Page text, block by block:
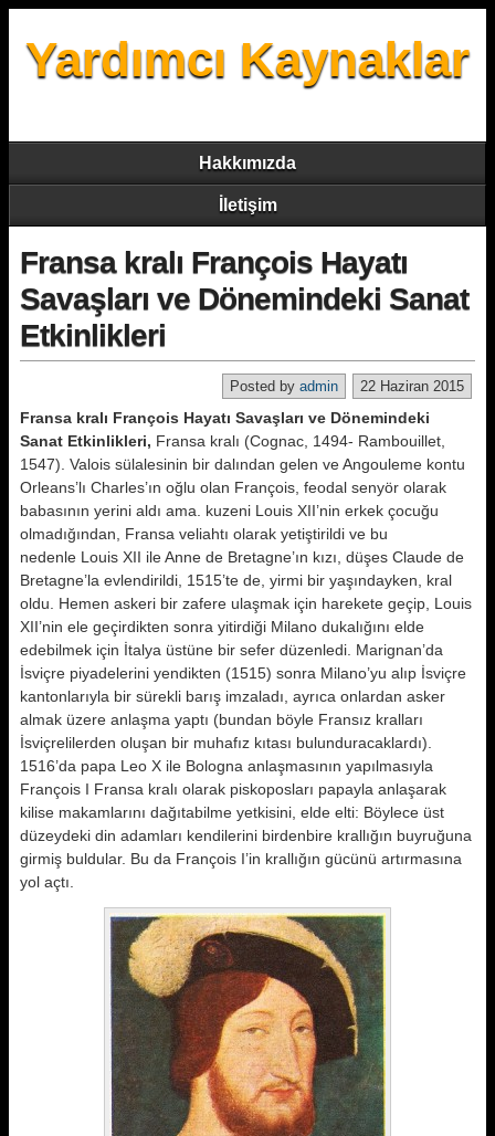
Yardımcı Kaynaklar
Hakkımızda
İletişim
Fransa kralı François Hayatı
Savaşları ve Dönemindeki Sanat
Etkinlikleri
22 Haziran 2015
Posted by admin
Fransa kralı François Hayatı Savaşları ve Dönemindeki
Sanat Etkinlikleri, Fransa kralı (Cognac, 1494- Rambouillet,
1547). Valois sülalesinin bir dalından gelen ve Angouleme kontu
Orleans’lı Charles’ın oğlu olan François, feodal senyör olarak
babasının yerini aldı ama. kuzeni Louis XII’nin erkek çocuğu
olmadığından, Fransa veliahtı olarak yetiştirildi ve bu
nedenle Louis XII ile Anne de Bretagne’ın kızı, düşes Claude de
Bretagne’la evlendirildi, 1515’te de, yirmi bir yaşındayken, kral
oldu. Hemen askeri bir zafere ulaşmak için harekete geçip, Louis
XII’nin ele geçirdikten sonra yitirdiği Milano dukalığını elde
edebilmek için İtalya üstüne bir sefer düzenledi. Marignan’da
İsviçre piyadelerini yendikten (1515) sonra Milano’yu alıp İsviçre
kantonlarıyla bir sürekli barış imzaladı, ayrıca onlardan asker
almak üzere anlaşma yaptı (bundan böyle Fransız kralları
İsviçrelilerden oluşan bir muhafız kıtası bulunduracaklardı).
1516’da papa Leo X ile Bologna anlaşmasının yapılmasıyla
François I Fransa kralı olarak piskoposları papayla anlaşarak
kilise makamlarını dağıtabilme yetkisini, elde elti: Böylece üst
düzeydeki din adamları kendilerini birdenbire krallığın buyruğuna
girmiş buldular. Bu da François I’in krallığın gücünü artırmasına
yol açtı.